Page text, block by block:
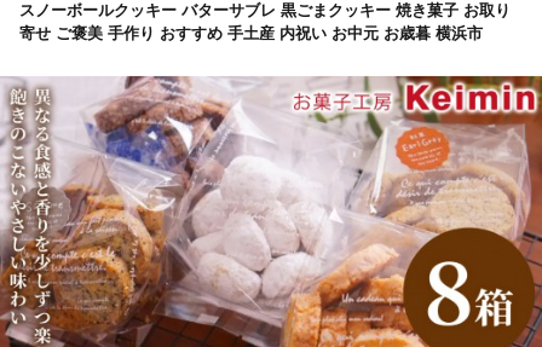
スノーボールクッキー バターサブレ 黒ごまクッキー 焼き菓子 お取り
寄せ ご褒美 手作り おすすめ 手土産 内祝い お中元 お歳暮 横浜市